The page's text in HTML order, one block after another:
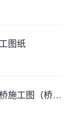
图纸
跨渠后张法预应力简支空心板桥施工图（桥面连续）